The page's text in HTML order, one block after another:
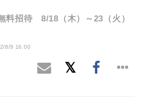
料招待 8/18（木）～23（火）
8/9 16:00